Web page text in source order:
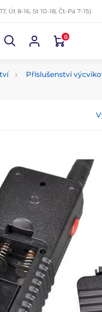
Út 8-16, St 10-18, Čt-Pá 7-15)
0
Příslušenství